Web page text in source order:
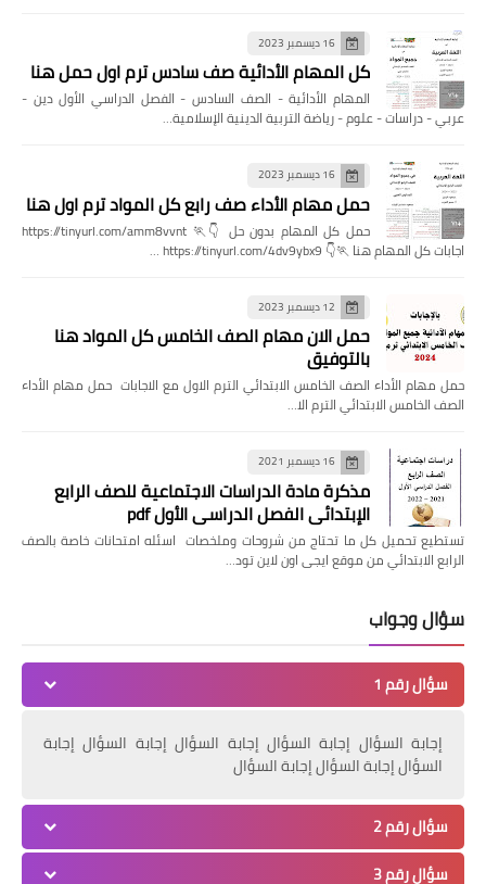
16 ديسمبر 2023
كل المهام الأدائية صف سادس ترم اول حمل هنا
المهام الأدائية - الصف السادس - الفصل الدراسي الأول دين -
عربي - دراسات - علوم - رياضة التربية الدينية الإسلامية…
16 ديسمبر 2023
حمل مهام الأداء صف رابع كل المواد ترم اول هنا
حمل كل المهام بدون حل 👇🏃 https://tinyurl.com/amm8vvnt
اجابات كل المهام هنا 🏃👇 https://tinyurl.com/4dv9ybx9 …
12 ديسمبر 2023
حمل الان مهام الصف الخامس كل المواد هنا
بالتوفيق
حمل مهام الأداء الصف الخامس الابتدائي الترم الاول مع الاجابات حمل مهام الأداء
الصف الخامس الابتدائي الترم الا…
16 ديسمبر 2021
مذكرة مادة الدراسات الاجتماعية للصف الرابع
الإبتدائي الفصل الدراسي الأول pdf
تستطيع تحميل كل ما تحتاج من شروحات وملخصات اسئله امتحانات خاصة بالصف
الرابع الابتدائي من موقع ايجى اون لاين تود…
سؤال وجواب
سؤال رقم 1
إجابة السؤال إجابة السؤال إجابة السؤال إجابة السؤال إجابة
السؤال إجابة السؤال إجابة السؤال
سؤال رقم 2
سؤال رقم 3